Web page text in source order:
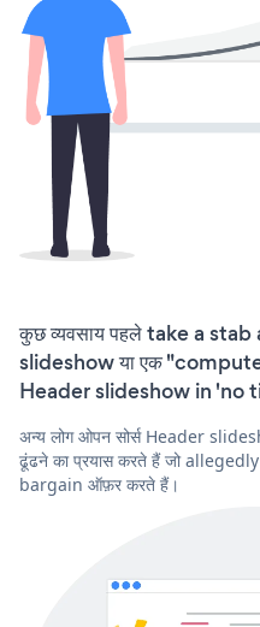
कुछ व्यवसाय पहले take a
slideshow या एक "computer
Header slideshow in 'no
अन्य लोग ओपन सोर्स Header
ढूंढने का प्रयास करते हैं जो
bargain ऑफ़र करते हैं।